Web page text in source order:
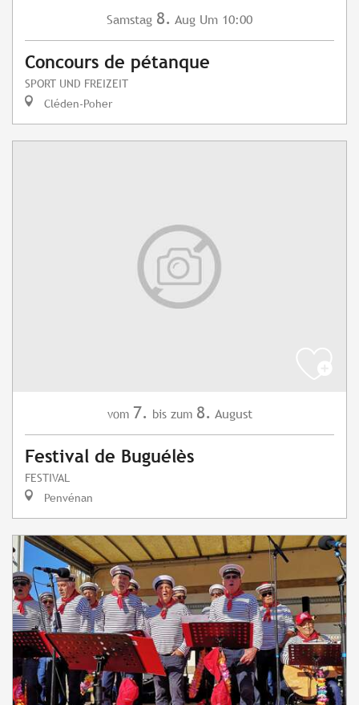
Samstag 8. Aug Um 10:00
Concours de pétanque
SPORT UND FREIZEIT
Cléden-Poher
vom 7. bis zum 8. August
Festival de Buguélès
FESTIVAL
Penvénan